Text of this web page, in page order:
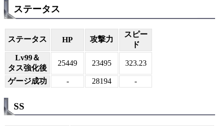
ステータス
ステータス HP 攻撃力
スピー
ド
Lv99＆
タス強化後
25449 23495 323.23
ゲージ成功 - 28194 -
SS